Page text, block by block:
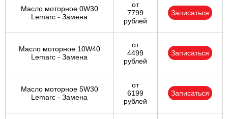
Масло моторное 0W30
Lemarc - Замена
от
7799
рублей
Записаться
Масло моторное 10W40
Lemarc - Замена
от
4499
рублей
Записаться
Масло моторное 5W30
Lemarc - Замена
от
6199
рублей
Записаться